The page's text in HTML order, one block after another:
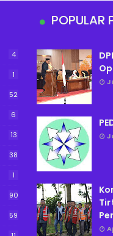
4
1
52
6
13
38
1
90
59
POPULAR